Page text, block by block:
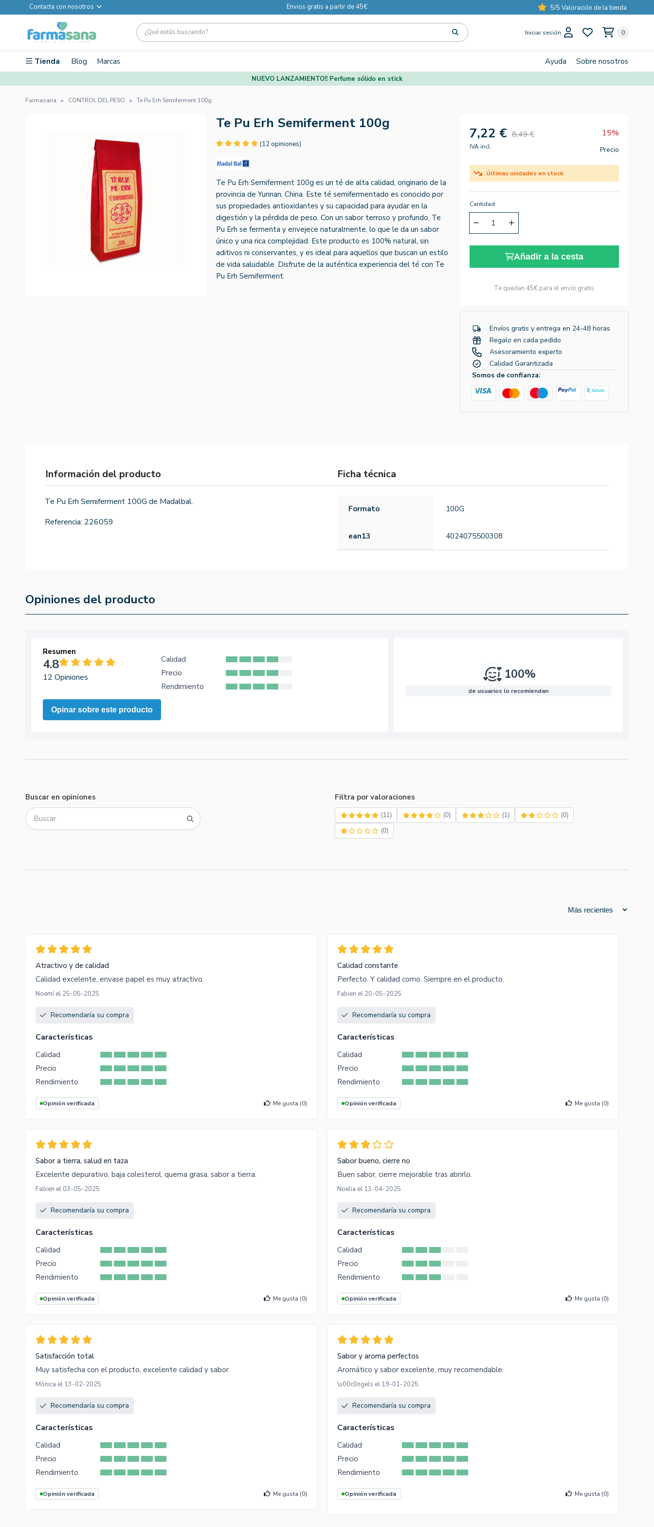
Contacta con nosotros Envios gratis a partir de 45€ 5/5 Valoración de la tienda
Iniciar sesión 0
Tienda Blog Marcas Ayuda Sobre nosotros
NUEVO LANZAMIENTO!! Perfume sólido en stick
Farmasana CONTROL DEL PESO Te Pu Erh Semiferment 100g
Te Pu Erh Semiferment 100g
(12 opiniones)
Te Pu Erh Semiferment 100g es un té de alta calidad, originario de la
provincia de Yunnan, China. Este té semifermentado es conocido por
sus propiedades antioxidantes y su capacidad para ayudar en la
digestión y la pérdida de peso. Con un sabor terroso y profundo, Te
Pu Erh se fermenta y envejece naturalmente, lo que le da un sabor
único y una rica complejidad. Este producto es 100% natural, sin
aditivos ni conservantes, y es ideal para aquellos que buscan un estilo
de vida saludable. Disfrute de la auténtica experiencia del té con Te
Pu Erh Semiferment.
7,22 € 8,49 € 15%
IVA incl. Precio
Últimas unidades en stock
Cantidad
Añadir a la cesta
Te quedan 45€ para el envío gratis
Envíos gratis y entrega en 24-48 horas
Regalo en cada pedido
Asesoramiento experto
Calidad Garantizada
Somos de confianza:
Información del producto
Te Pu Erh Semiferment 100G de Madalbal.
Referencia: 226059
Ficha técnica
Formato 100G
ean13 4024075500308
Opiniones del producto
Resumen
4.8
12 Opiniones
Opinar sobre este producto
Calidad
Precio
Rendimiento
100%
de usuarios lo recomiendan
Buscar en opiniones Filtra por valoraciones
(11) (0) (1) (0)
(0)
Atractivo y de calidad
Calidad excelente, envase papel es muy atractivo.
Noemí el 25-05-2025
Recomendaría su compra
Características
Calidad
Precio
Rendimiento
Opinión verificada Me gusta (0)
Calidad constante
Perfecto. Y calidad como. Siempre en el producto.
Fabien el 20-05-2025
Recomendaría su compra
Características
Calidad
Precio
Rendimiento
Opinión verificada Me gusta (0)
Sabor a tierra, salud en taza
Excelente depurativo, baja colesterol, quema grasa, sabor a tierra.
Fabien el 03-05-2025
Recomendaría su compra
Características
Calidad
Precio
Rendimiento
Opinión verificada Me gusta (0)
Sabor bueno, cierre no
Buen sabor, cierre mejorable tras abrirlo.
Noelia el 13-04-2025
Recomendaría su compra
Características
Calidad
Precio
Rendimiento
Opinión verificada Me gusta (0)
Satisfacción total
Muy satisfecha con el producto, excelente calidad y sabor.
Mònica el 13-02-2025
Recomendaría su compra
Características
Calidad
Precio
Rendimiento
Opinión verificada Me gusta (0)
Sabor y aroma perfectos
Aromático y sabor excelente, muy recomendable.
\u00c0ngels el 19-01-2025
Recomendaría su compra
Características
Calidad
Precio
Rendimiento
Opinión verificada Me gusta (0)